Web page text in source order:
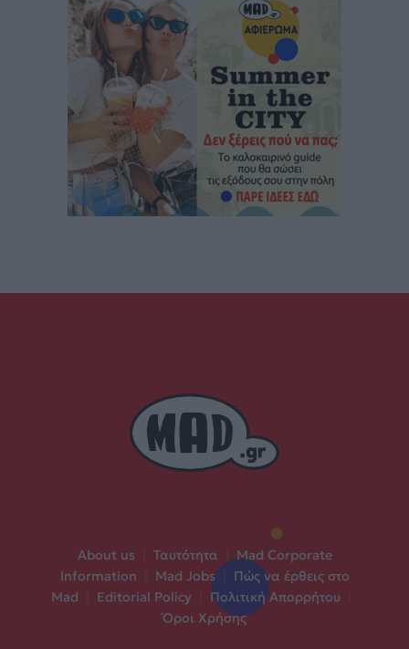
About us Ταυτότητα
Mad Corporate
Information
Mad Jobs
Πώς να έρθεις στο
Mad
Editorial Policy Πολιτική Απορρήτου
Όροι Χρήσης